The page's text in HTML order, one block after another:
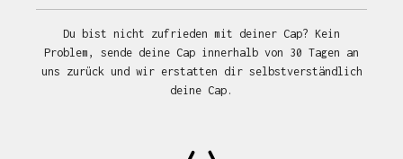
Du bist nicht zufrieden mit deiner Cap? Kein
Problem, sende deine Cap innerhalb von 30 Tagen an
uns zurück und wir erstatten dir selbstverständlich
deine Cap.